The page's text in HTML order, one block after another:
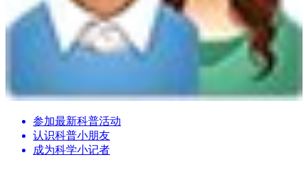
参加最新科普活动
认识科普小朋友
成为科学小记者